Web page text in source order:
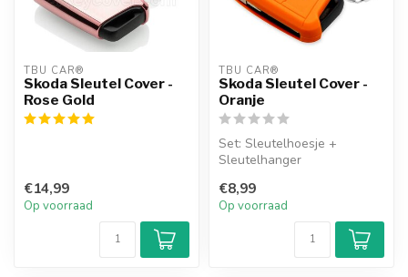
TBU CAR®
Skoda Sleutel Cover -
Rose Gold
€14,99
Op voorraad
TBU CAR®
Skoda Sleutel Cover -
Oranje
Set: Sleutelhoesje +
Sleutelhanger
€8,99
Op voorraad